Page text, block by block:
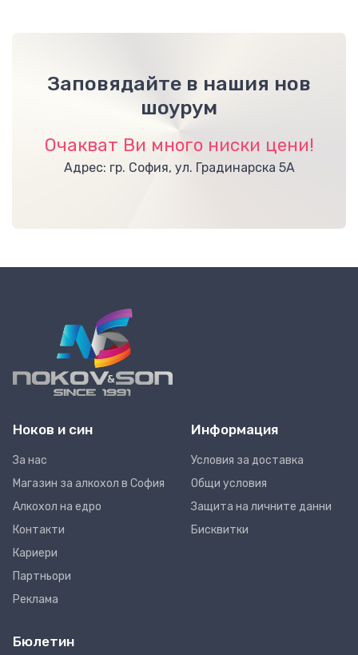
Заповядайте в нашия нов
шоурум
Очакват Ви много ниски цени!
Адрес: гр. София, ул. Градинарска 5А
Ноков и син
За нас
Магазин за алкохол в София
Алкохол на едро
Контакти
Кариери
Партньори
Реклама
Информация
Условия за доставка
Общи условия
Защита на личните данни
Бисквитки
Бюлетин